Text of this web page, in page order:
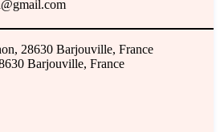
28630 Barjouville, France
Barjouville, France